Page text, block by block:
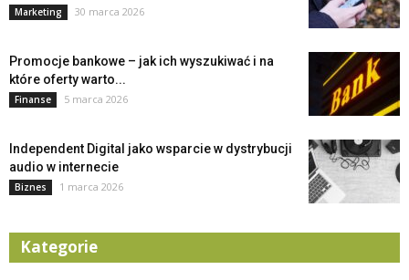
Marketing 30 marca 2026
Promocje bankowe – jak ich wyszukiwać i na
które oferty warto...
Finanse 5 marca 2026
Independent Digital jako wsparcie w dystrybucji
audio w internecie
Biznes 1 marca 2026
Kategorie